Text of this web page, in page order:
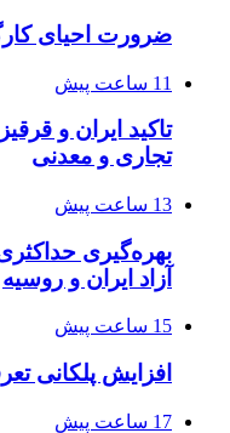
ضرورت احیای
11 ساعت پیش
تاکید ایران و
تجاری و معدنی
13 ساعت پیش
بهره‌گیری
آزاد ایران و روسیه
15 ساعت پیش
افزایش پلکانی
17 ساعت پیش